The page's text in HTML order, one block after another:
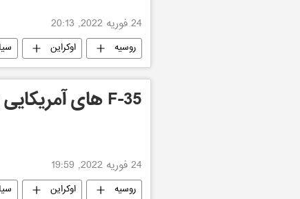
24 فوریه 2022, 20:13
روسیه اوکراین
F-35 های آمریکایی وارد لیتوانی شدند
24 فوریه 2022, 19:59
روسیه اوکراین